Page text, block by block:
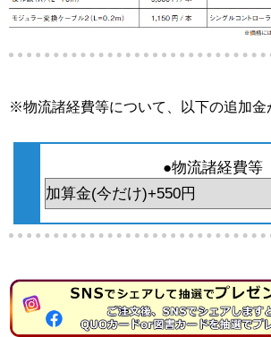
※物流諸経費等について、以下の追加金
●物流諸経費等